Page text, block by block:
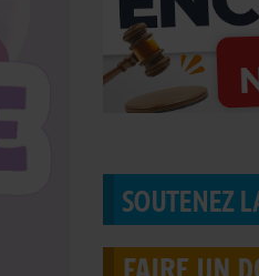
SOUTENEZ